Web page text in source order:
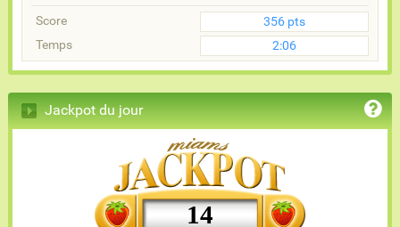
Score
356 pts
Temps
2:06
Jackpot du jour
14